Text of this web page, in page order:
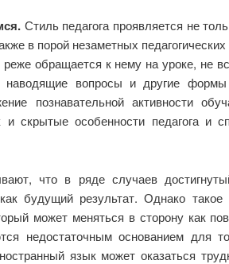
Стиль педагога проявляется не
в порой незаметных
обращается к нему на уроке, не
наводящие вопросы и другие
познавательной активности
скрытые особенности педагога и
что в ряде случаев
будущий результат. Однако
может меняться в сторону как
недостаточным основанием для
язык может оказаться